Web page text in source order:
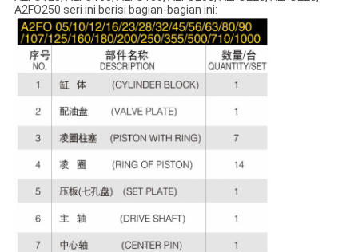
A2FO250 seri ini berisi bagian-bagian ini: